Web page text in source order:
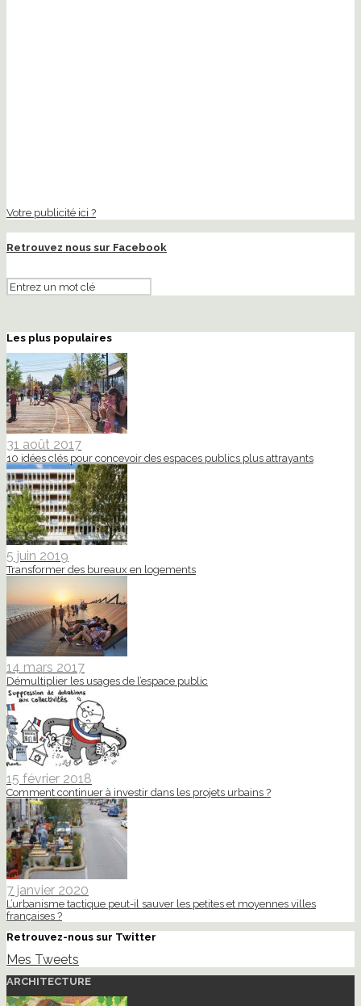
Votre publicité ici ?
Retrouvez nous sur Facebook
Les plus populaires
31 août 2017
10 idées clés pour concevoir des espaces publics plus attrayants
5 juin 2019
Transformer des bureaux en logements
14 mars 2017
Démultiplier les usages de l’espace public
15 février 2018
Comment continuer à investir dans les projets urbains ?
7 janvier 2020
L’urbanisme tactique peut-il sauver les petites et moyennes villes
françaises ?
Retrouvez-nous sur Twitter
Mes Tweets
ARCHITECTURE